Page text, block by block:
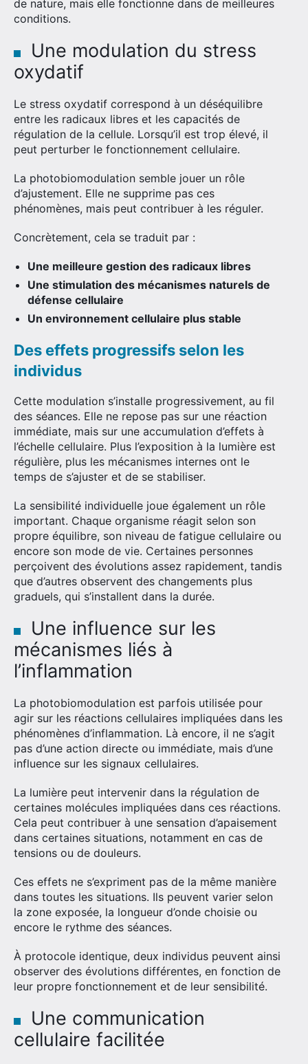
de nature, mais elle fonctionne dans de meilleures
conditions.
Une modulation du stress
oxydatif
Le stress oxydatif correspond à un déséquilibre
entre les radicaux libres et les capacités de
régulation de la cellule. Lorsqu’il est trop élevé, il
peut perturber le fonctionnement cellulaire.
La photobiomodulation semble jouer un rôle
d’ajustement. Elle ne supprime pas ces
phénomènes, mais peut contribuer à les réguler.
Concrètement, cela se traduit par :
Une meilleure gestion des radicaux libres
Une stimulation des mécanismes naturels de
défense cellulaire
Un environnement cellulaire plus stable
Des effets progressifs selon les
individus
Cette modulation s’installe progressivement, au fil
des séances. Elle ne repose pas sur une réaction
immédiate, mais sur une accumulation d’effets à
l’échelle cellulaire. Plus l’exposition à la lumière est
régulière, plus les mécanismes internes ont le
temps de s’ajuster et de se stabiliser.
La sensibilité individuelle joue également un rôle
important. Chaque organisme réagit selon son
propre équilibre, son niveau de fatigue cellulaire ou
encore son mode de vie. Certaines personnes
perçoivent des évolutions assez rapidement, tandis
que d’autres observent des changements plus
graduels, qui s’installent dans la durée.
Une influence sur les
mécanismes liés à
l’inflammation
La photobiomodulation est parfois utilisée pour
agir sur les réactions cellulaires impliquées dans les
phénomènes d’inflammation. Là encore, il ne s’agit
pas d’une action directe ou immédiate, mais d’une
influence sur les signaux cellulaires.
La lumière peut intervenir dans la régulation de
certaines molécules impliquées dans ces réactions.
Cela peut contribuer à une sensation d’apaisement
dans certaines situations, notamment en cas de
tensions ou de douleurs.
Ces effets ne s’expriment pas de la même manière
dans toutes les situations. Ils peuvent varier selon
la zone exposée, la longueur d’onde choisie ou
encore le rythme des séances.
À protocole identique, deux individus peuvent ainsi
observer des évolutions différentes, en fonction de
leur propre fonctionnement et de leur sensibilité.
Une communication
cellulaire facilitée